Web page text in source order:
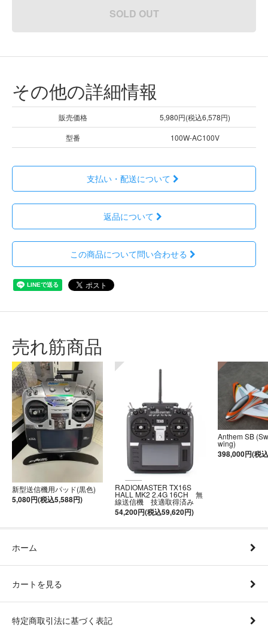
SOLD OUT
その他の詳細情報
販売価格
5,980円(税込6,578円)
型番
100W-AC100V
支払い・配送について
返品について
この商品について問い合わせる
売れ筋商品
新型送信機用パッド(黒色)
5,080円(税込5,588円)
RADIOMASTER TX16S
HALL MK2 2.4G 16CH 無
線送信機 技適取得済み
54,200円(税込59,620円)
Anthem SB
wing)
398,000円(税
ホーム
カートを見る
特定商取引法に基づく表記